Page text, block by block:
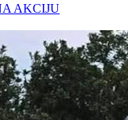
AKCIJU